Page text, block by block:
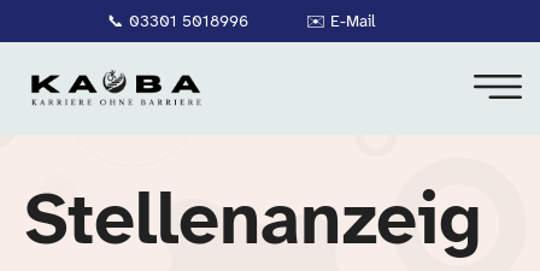
📞 03301 5018996 ✉️ E-Mail
Stellenanzeig